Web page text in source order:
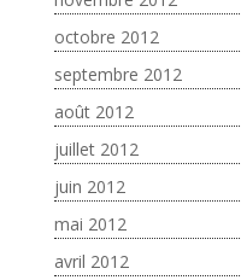
octobre 2012
septembre 2012
août 2012
juillet 2012
juin 2012
mai 2012
avril 2012